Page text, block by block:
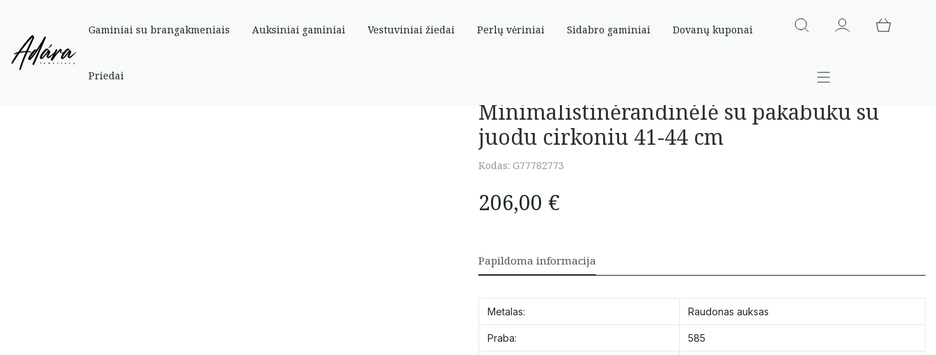
Gaminiai su brangakmeniais Auksiniai gaminiai Vestuviniai žiedai Perlų vėriniai Sidabro gaminiai Dovanų kuponai
Priedai
Pradinis Parduotuve » Auksiniai
Minimalistinėrandinėlė su pakabuku su
juodu cirkoniu 41-44 cm
Kodas: G77782773
206,00 €
Papildoma informacija
Metalas: Raudonas auksas
Praba: 585